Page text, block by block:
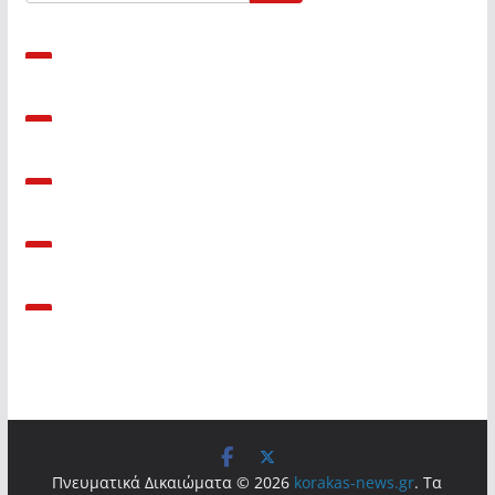
Πνευματικά Δικαιώματα © 2026 korakas-news.gr. Τα